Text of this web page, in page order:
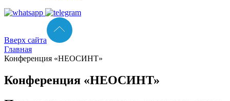
Вверх сайта
Главная
Конференция «НЕОСИНТ»
Конференция «НЕОСИНТ»